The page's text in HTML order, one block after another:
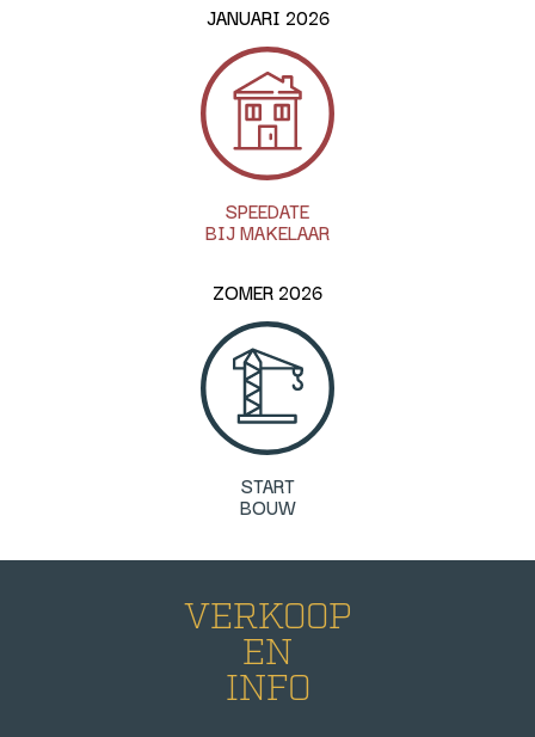
JANUARI 2026
SPEEDATE
BIJ MAKELAAR
ZOMER 2026
START
BOUW
VERKOOP
EN
INFO